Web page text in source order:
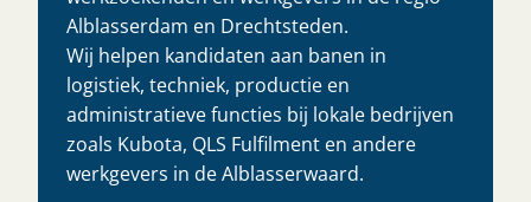
Alblasserdam en Drechtsteden.
Wij helpen kandidaten aan banen in
logistiek, techniek, productie en
administratieve functies bij lokale bedrijven
zoals Kubota, QLS Fulfilment en andere
werkgevers in de Alblasserwaard.